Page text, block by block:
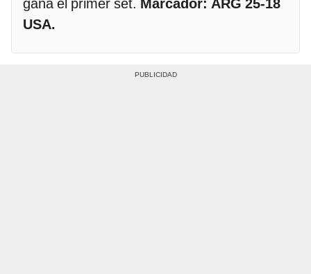
gana el primer set. Marcador: ARG 25-18
USA.